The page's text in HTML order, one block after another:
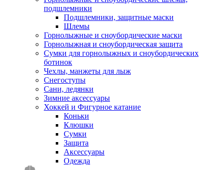
подшлемники
Подшлемники, защитные маски
Шлемы
Горнолыжные и сноубордические маски
Горнолыжная и сноубордическая защита
Сумки для горнолыжных и сноубордических
ботинок
Чехлы, манжеты для лыж
Снегоступы
Сани, ледянки
Зимние аксессуары
Хоккей и Фигурное катание
Коньки
Клюшки
Сумки
Защита
Аксессуары
Одежда